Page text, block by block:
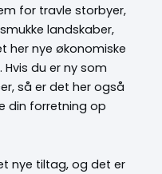
for travle storbyer,
landskaber,
her nye økonomiske
du er ny som
så er det her også
din forretning op
nye tiltag, og det er